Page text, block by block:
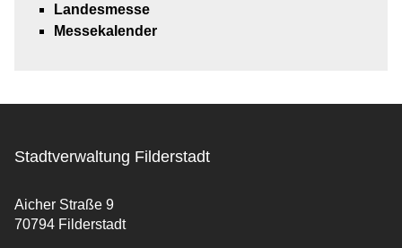
Landesmesse
Messekalender
Stadtverwaltung Filderstadt
Aicher Straße 9
70794 Filderstadt